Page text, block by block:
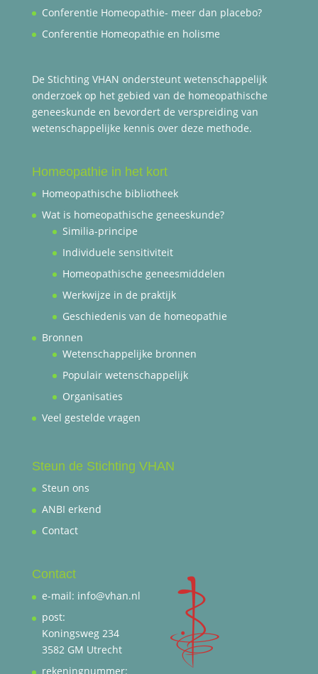
Conferentie Homeopathie- meer dan placebo?
Conferentie Homeopathie en holisme
De Stichting VHAN ondersteunt wetenschappelijk
onderzoek op het gebied van de homeopathische
geneeskunde en bevordert de verspreiding van
wetenschappelijke kennis over deze methode.
Homeopathie in het kort
Homeopathische bibliotheek
Wat is homeopathische geneeskunde?
Similia-principe
Individuele sensitiviteit
Homeopathische geneesmiddelen
Werkwijze in de praktijk
Geschiedenis van de homeopathie
Bronnen
Wetenschappelijke bronnen
Populair wetenschappelijk
Organisaties
Veel gestelde vragen
Steun de Stichting VHAN
Steun ons
ANBI erkend
Contact
Contact
e-mail: info@vhan.nl
post:
Koningsweg 234
3582 GM Utrecht
rekeningnummer: